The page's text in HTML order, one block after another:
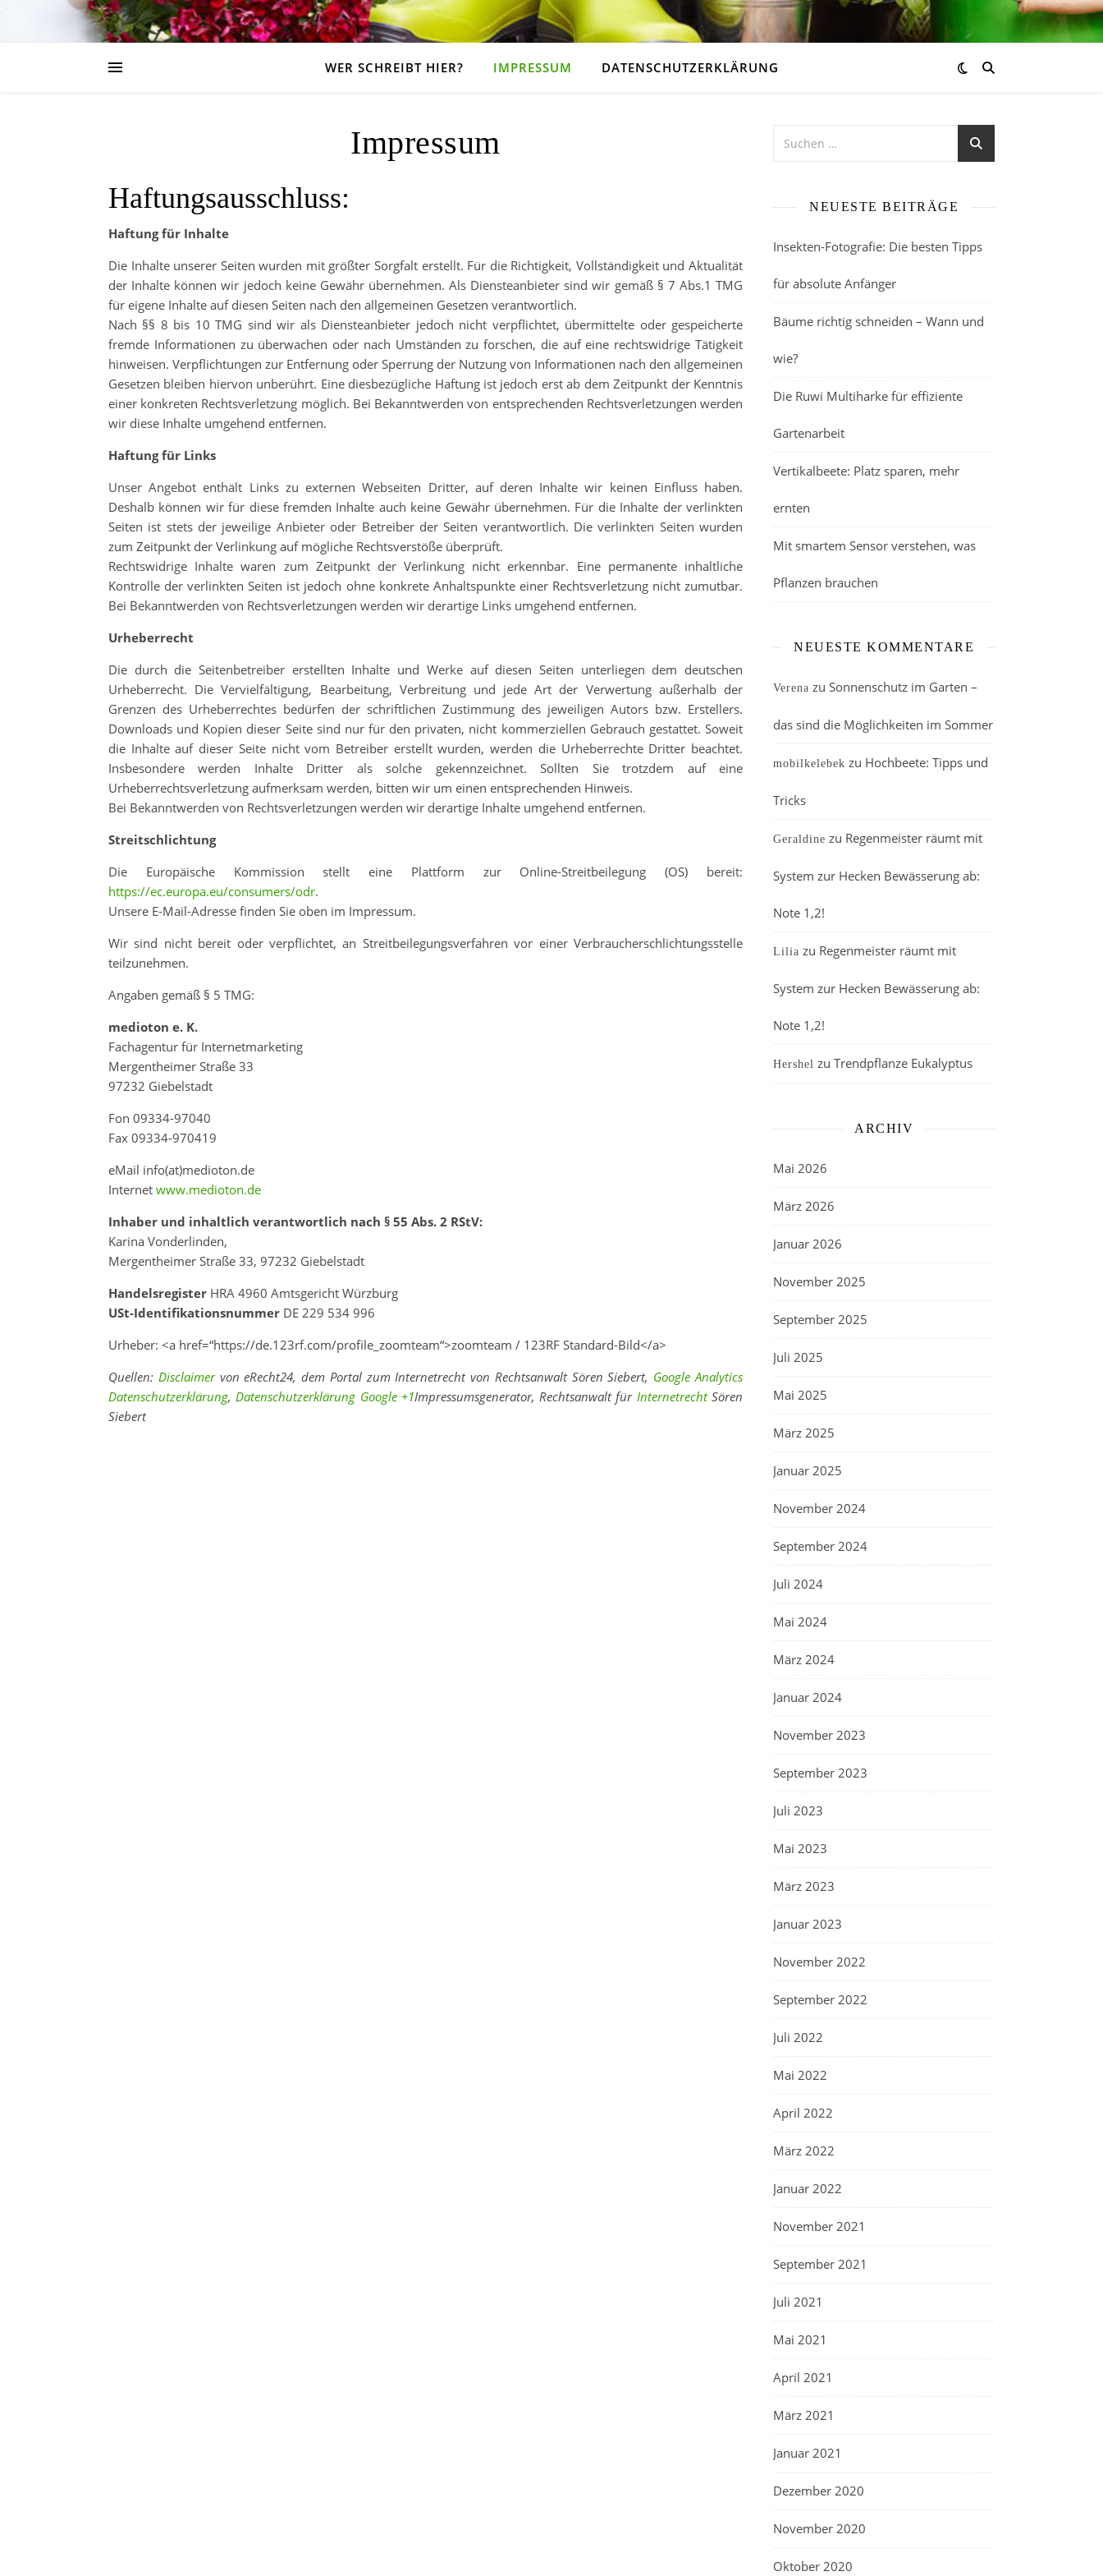
WER SCHREIBT HIER? IMPRESSUM DATENSCHUTZERKLÄRUNG
Impressum
Haftungsausschluss:
Haftung für Inhalte
Die Inhalte unserer Seiten wurden mit größter Sorgfalt erstellt. Für die Richtigkeit, Vollständigkeit und Aktualität
der Inhalte können wir jedoch keine Gewähr übernehmen. Als Diensteanbieter sind wir gemäß § 7 Abs.1 TMG
für eigene Inhalte auf diesen Seiten nach den allgemeinen Gesetzen verantwortlich.
Nach §§ 8 bis 10 TMG sind wir als Diensteanbieter jedoch nicht verpflichtet, übermittelte oder gespeicherte
fremde Informationen zu überwachen oder nach Umständen zu forschen, die auf eine rechtswidrige Tätigkeit
hinweisen. Verpflichtungen zur Entfernung oder Sperrung der Nutzung von Informationen nach den allgemeinen
Gesetzen bleiben hiervon unberührt. Eine diesbezügliche Haftung ist jedoch erst ab dem Zeitpunkt der Kenntnis
einer konkreten Rechtsverletzung möglich. Bei Bekanntwerden von entsprechenden Rechtsverletzungen werden
wir diese Inhalte umgehend entfernen.
Haftung für Links
Unser Angebot enthält Links zu externen Webseiten Dritter, auf deren Inhalte wir keinen Einfluss haben.
Deshalb können wir für diese fremden Inhalte auch keine Gewähr übernehmen. Für die Inhalte der verlinkten
Seiten ist stets der jeweilige Anbieter oder Betreiber der Seiten verantwortlich. Die verlinkten Seiten wurden
zum Zeitpunkt der Verlinkung auf mögliche Rechtsverstöße überprüft.
Rechtswidrige Inhalte waren zum Zeitpunkt der Verlinkung nicht erkennbar. Eine permanente inhaltliche
Kontrolle der verlinkten Seiten ist jedoch ohne konkrete Anhaltspunkte einer Rechtsverletzung nicht zumutbar.
Bei Bekanntwerden von Rechtsverletzungen werden wir derartige Links umgehend entfernen.
Urheberrecht
Die durch die Seitenbetreiber erstellten Inhalte und Werke auf diesen Seiten unterliegen dem deutschen
Urheberrecht. Die Vervielfältigung, Bearbeitung, Verbreitung und jede Art der Verwertung außerhalb der
Grenzen des Urheberrechtes bedürfen der schriftlichen Zustimmung des jeweiligen Autors bzw. Erstellers.
Downloads und Kopien dieser Seite sind nur für den privaten, nicht kommerziellen Gebrauch gestattet. Soweit
die Inhalte auf dieser Seite nicht vom Betreiber erstellt wurden, werden die Urheberrechte Dritter beachtet.
Insbesondere werden Inhalte Dritter als solche gekennzeichnet. Sollten Sie trotzdem auf eine
Urheberrechtsverletzung aufmerksam werden, bitten wir um einen entsprechenden Hinweis.
Bei Bekanntwerden von Rechtsverletzungen werden wir derartige Inhalte umgehend entfernen.
Streitschlichtung
Die Europäische Kommission stellt eine Plattform zur Online-Streitbeilegung (OS) bereit:
https://ec.europa.eu/consumers/odr.
Unsere E-Mail-Adresse finden Sie oben im Impressum.
Wir sind nicht bereit oder verpflichtet, an Streitbeilegungsverfahren vor einer Verbraucherschlichtungsstelle
teilzunehmen.
Angaben gemäß § 5 TMG:
medioton e. K.
Fachagentur für Internetmarketing
Mergentheimer Straße 33
97232 Giebelstadt
Fon 09334-97040
Fax 09334-970419
eMail info(at)medioton.de
Internet www.medioton.de
Inhaber und inhaltlich verantwortlich nach § 55 Abs. 2 RStV:
Karina Vonderlinden,
Mergentheimer Straße 33, 97232 Giebelstadt
Handelsregister HRA 4960 Amtsgericht Würzburg
USt-Identifikationsnummer DE 229 534 996
Urheber: <a href=“https://de.123rf.com/profile_zoomteam“>zoomteam / 123RF Standard-Bild</a>
Quellen: Disclaimervon eRecht24, dem Portal zum Internetrecht von Rechtsanwalt Sören Siebert, Google Analytics
Datenschutzerklärung,Datenschutzerklärung Google +1Impressumsgenerator, Rechtsanwalt für InternetrechtSören
Siebert
NEUESTE BEITRÄGE
Insekten-Fotografie: Die besten Tipps
für absolute Anfänger
Bäume richtig schneiden – Wann und
wie?
Die Ruwi Multiharke für effiziente
Gartenarbeit
Vertikalbeete: Platz sparen, mehr
ernten
Mit smartem Sensor verstehen, was
Pflanzen brauchen
NEUESTE KOMMENTARE
Verena zu Sonnenschutz im Garten –
das sind die Möglichkeiten im Sommer
mobilkelebek zu Hochbeete: Tipps und
Tricks
Geraldine zu Regenmeister räumt mit
System zur Hecken Bewässerung ab:
Note 1,2!
Lilia zu Regenmeister räumt mit
System zur Hecken Bewässerung ab:
Note 1,2!
Hershel zu Trendpflanze Eukalyptus
ARCHIV
Mai 2026
März 2026
Januar 2026
November 2025
September 2025
Juli 2025
Mai 2025
März 2025
Januar 2025
November 2024
September 2024
Juli 2024
Mai 2024
März 2024
Januar 2024
November 2023
September 2023
Juli 2023
Mai 2023
März 2023
Januar 2023
November 2022
September 2022
Juli 2022
Mai 2022
April 2022
März 2022
Januar 2022
November 2021
September 2021
Juli 2021
Mai 2021
April 2021
März 2021
Januar 2021
Dezember 2020
November 2020
Oktober 2020